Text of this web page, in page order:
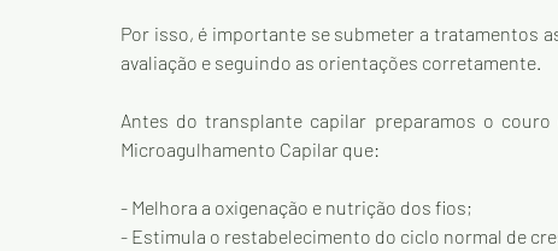
Por isso, é importante se submeter a tratamentos
avaliação e seguindo as orientações corretamente.
Antes do transplante capilar preparamos o
Microagulhamento Capilar que:
- Melhora a oxigenação e nutrição dos fios;
- Estimula o restabelecimento do ciclo normal de